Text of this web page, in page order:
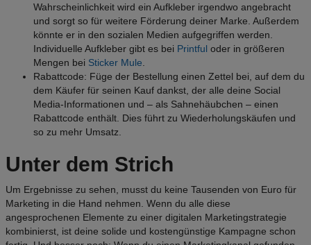
Wahrscheinlichkeit wird ein Aufkleber irgendwo angebracht
und sorgt so für weitere Förderung deiner Marke. Außerdem
könnte er in den sozialen Medien aufgegriffen werden.
Individuelle Aufkleber gibt es bei Printful oder in größeren
Mengen bei Sticker Mule.
Rabattcode: Füge der Bestellung einen Zettel bei, auf dem du
dem Käufer für seinen Kauf dankst, der alle deine Social
Media-Informationen und – als Sahnehäubchen – einen
Rabattcode enthält. Dies führt zu Wiederholungskäufen und
so zu mehr Umsatz.
Unter dem Strich
Um Ergebnisse zu sehen, musst du keine Tausenden von Euro für
Marketing in die Hand nehmen. Wenn du alle diese
angesprochenen Elemente zu einer digitalen Marketingstrategie
kombinierst, ist deine solide und kostengünstige Kampagne schon